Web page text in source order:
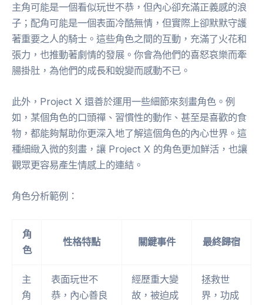
主角可能是一個看似玩世不恭，但內心卻充滿正義感的浪
子；配角可能是一個表面冷酷無情，但實際上卻默默守護
著重要之人的騎士。這些角色之間的互動，充滿了火花和
張力，也推動著劇情的發展。你會為他們的喜怒哀樂而牽
腸掛肚，為他們的成長和蛻變而感動不已。
此外，Project X 還善於運用一些細節來刻畫角色。例
如，某個角色的口頭禪、習慣性的動作、甚至是喜歡的食
物，都能夠幫助你更深入地了解這個角色的內心世界。這
種細緻入微的刻畫，讓 Project X 的角色更加鮮活，也讓
觀眾更容易產生情感上的連結。
角色分析範例：
角
色
性格特點 關鍵事件 最終歸宿
主
角
表面玩世不
恭，內心善良
經歷重大變
故，被迫成
拯救世
界，功成